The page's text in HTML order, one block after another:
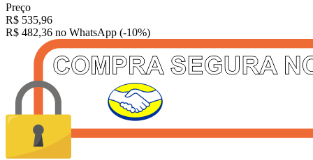
Preço
R$ 535,96
R$ 482,36 no WhatsApp (-10%)